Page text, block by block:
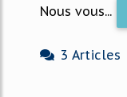
Nous vous...
3 Articles